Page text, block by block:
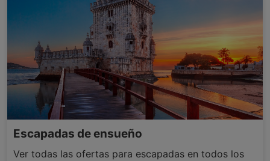
Escapadas de ensueño
Ver todas las ofertas para escapadas en todos los